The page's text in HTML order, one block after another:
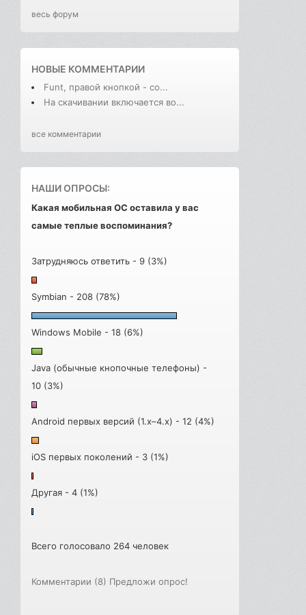
весь форум
НОВЫЕ КОММЕНТАРИИ
Funt, правой кнопкой - со...
На скачивании включается во...
все комментарии
НАШИ ОПРОСЫ:
Какая мобильная ОС оставила у вас
самые теплые воспоминания?
Затрудняюсь ответить - 9 (3%)
Symbian - 208 (78%)
Windows Mobile - 18 (6%)
Java (обычные кнопочные телефоны) -
10 (3%)
Android первых версий (1.x–4.x) - 12 (4%)
iOS первых поколений - 3 (1%)
Другая - 4 (1%)
Всего голосовало 264 человек
Комментарии (8) Предложи опрос!